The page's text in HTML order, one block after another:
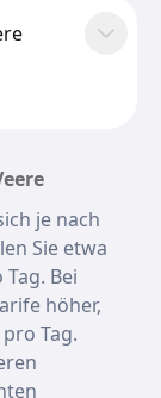
je nach
Sie etwa
Bei
höher,
Tag.